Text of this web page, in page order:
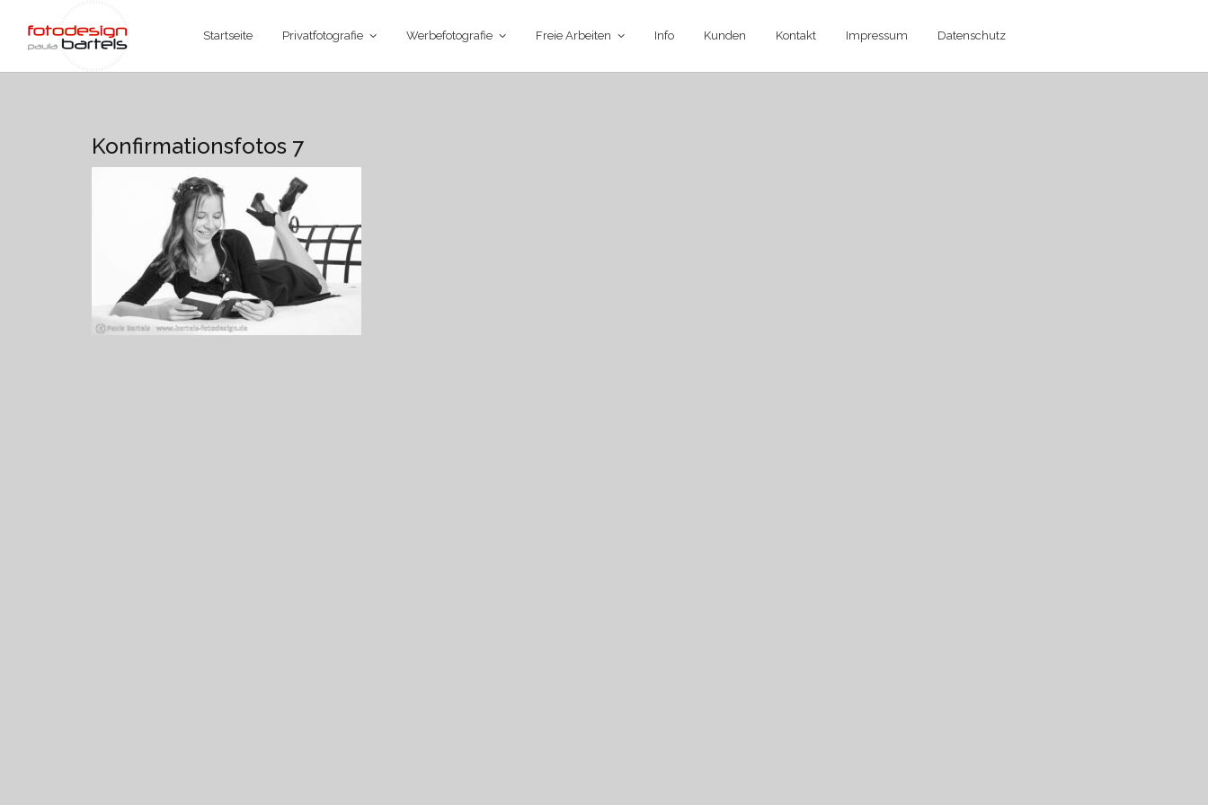
Startseite Privatfotografie Werbefotografie Freie Arbeiten Info Kunden Kontakt Impressum Datenschutz
Konfirmationsfotos 7